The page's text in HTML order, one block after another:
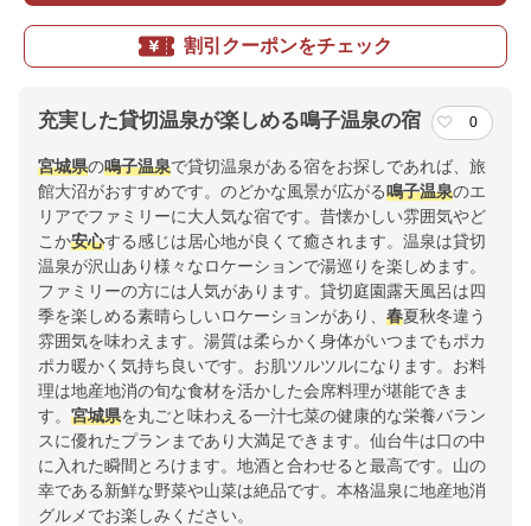
割引クーポンをチェック
充実した貸切温泉が楽しめる鳴子温泉の宿 0
宮城県の鳴子温泉で貸切温泉がある宿をお探しであれば、旅
館大沼がおすすめです。のどかな風景が広がる鳴子温泉のエ
リアでファミリーに大人気な宿です。昔懐かしい雰囲気やど
こか安心する感じは居心地が良くて癒されます。温泉は貸切
温泉が沢山あり様々なロケーションで湯巡りを楽しめます。
ファミリーの方には人気があります。貸切庭園露天風呂は四
季を楽しめる素晴らしいロケーションがあり、 春夏秋冬違う
雰囲気を味わえます。湯質は柔らかく身体がいつまでもポカ
ポカ暖かく気持ち良いです。お肌ツルツルになります。お料
理は地産地消の旬な食材を活かした会席料理が堪能できま
す。 宮城県を丸ごと味わえる一汁七菜の健康的な栄養バラン
スに優れたプランまであり大満足できます。仙台牛は口の中
に入れた瞬間とろけます。地酒と合わせると最高です。山の
幸である新鮮な野菜や山菜は絶品です。本格温泉に地産地消
グルメでお楽しみください。